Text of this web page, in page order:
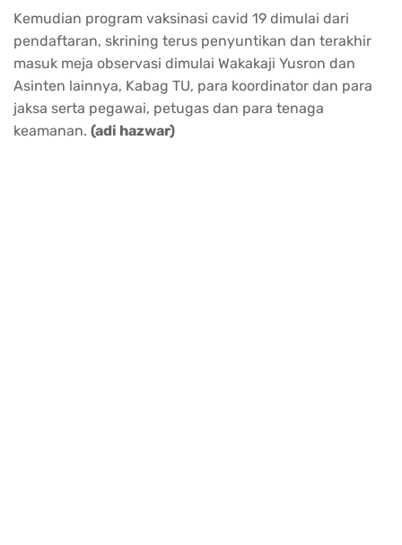
Kemudian program vaksinasi cavid 19 dimulai dari
pendaftaran, skrining terus penyuntikan dan terakhir
masuk meja observasi dimulai Wakakaji Yusron dan
Asinten lainnya, Kabag TU, para koordinator dan para
jaksa serta pegawai, petugas dan para tenaga
keamanan. (adi hazwar)